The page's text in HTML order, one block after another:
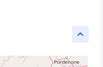
keyboard_arrow_up